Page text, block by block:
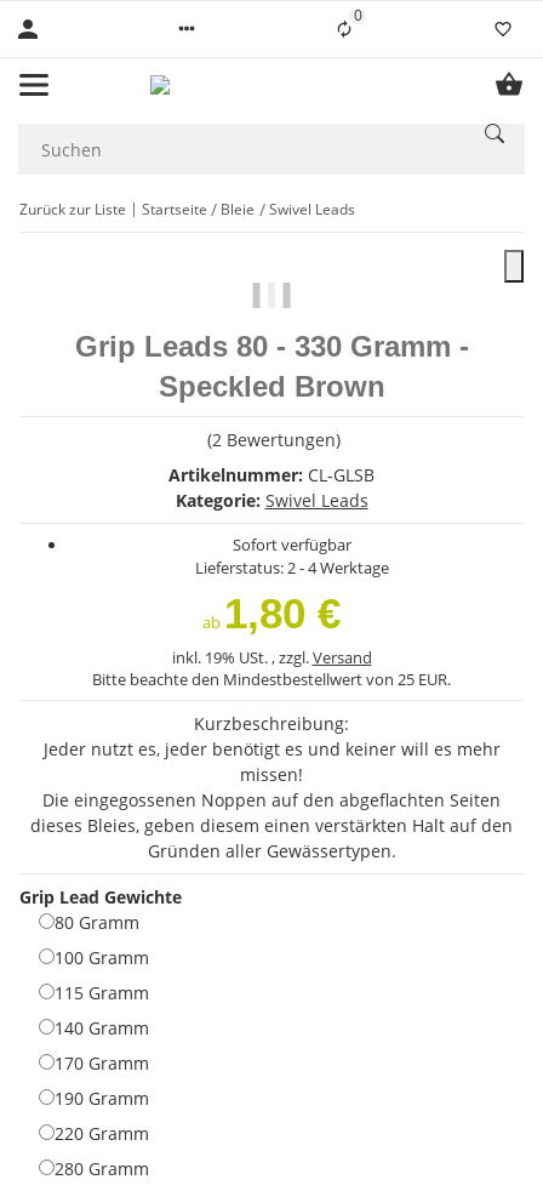
0Liste ist leer
Zurück zur Liste Startseite Bleie Swivel Leads
Grip Leads 80 - 330 Gramm -
Speckled Brown
(2 Bewertungen)
Artikelnummer: CL-GLSB
Kategorie: Swivel Leads
Sofort verfügbar
Lieferstatus: 2 - 4 Werktage
ab 1,80 €
inkl. 19% USt. , zzgl.Versand
Bitte beachte den Mindestbestellwert von 25 EUR.
Kurzbeschreibung:
Jeder nutzt es, jeder benötigt es und keiner will es mehr
missen!
Die eingegossenen Noppen auf den abgeflachten Seiten
dieses Bleies, geben diesem einen verstärkten Halt auf den
Gründen aller Gewässertypen.
Grip Lead Gewichte
80 Gramm
100 Gramm
115 Gramm
140 Gramm
170 Gramm
190 Gramm
220 Gramm
280 Gramm